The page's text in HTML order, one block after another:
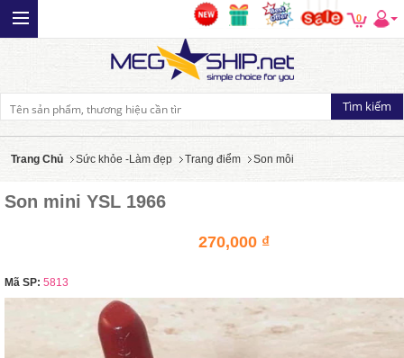
0
Trang Chủ Sức khỏe -Làm đẹp Trang điểm Son môi
Son mini YSL 1966
270,000 ₫
Mã SP: 5813